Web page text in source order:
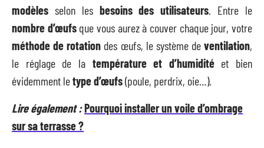
modèles selon les besoins des utilisateurs. Entre le
nombre d’œufsque vous aurez à couver chaque jour, votre
méthode de rotation des œufs, le système de ventilation,
le réglage de la température et d’humiditéet bien
évidemment letype d’œufs(poule, perdrix, oie…).
Lire également :Pourquoi installer un voile d’ombrage
sur sa terrasse ?